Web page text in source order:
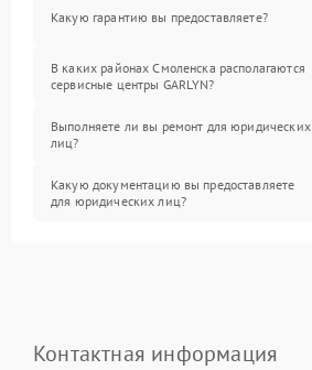
Какую гарантию вы предоставляете?
В каких районах Смоленска располагаются
сервисные центры GARLYN?
Выполняете ли вы ремонт для юридических
лиц?
Какую документацию вы предоставляете
для юридических лиц?
Контактная информация